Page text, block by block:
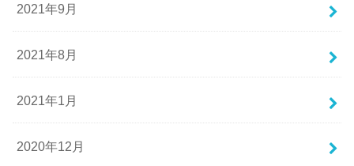
2021年9月
2021年8月
2021年1月
2020年12月